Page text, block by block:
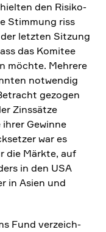
den Risiko­
Stimmung riss
letzten Sitzung
das Komitee
möchte. Mehrere
notwendig
gezogen
Zinssätze
Gewinne
war es
die Märkte, auf
in den USA
in Asien und
Fund verzeich­